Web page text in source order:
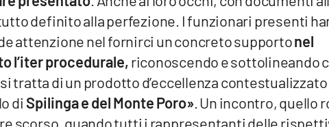
definito alla perfezione. I funzionari presenti
attenzione nel fornirci un concreto supportonel
l’iter procedurale,riconoscendo e sottolineando
tratta di un prodotto d’eccellenza contestualizzato
di Spilinga e del Monte Poro» . Un incontro, quello
scorso, quando tutti i rappresentanti delle